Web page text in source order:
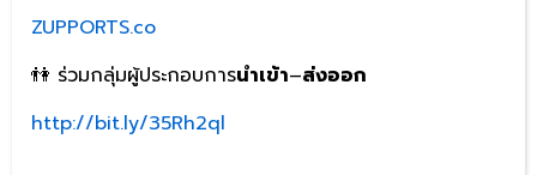
ZUPPORTS.co
👫 ร่วมกลุ่มผู้ประกอบการนำเข้า–ส่งออก
http://bit.ly/35Rh2ql